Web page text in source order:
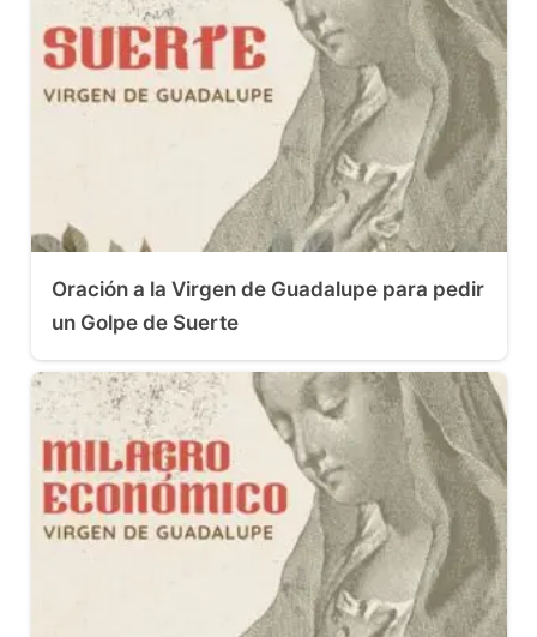
Oración a la Virgen de Guadalupe para pedir
un Golpe de Suerte